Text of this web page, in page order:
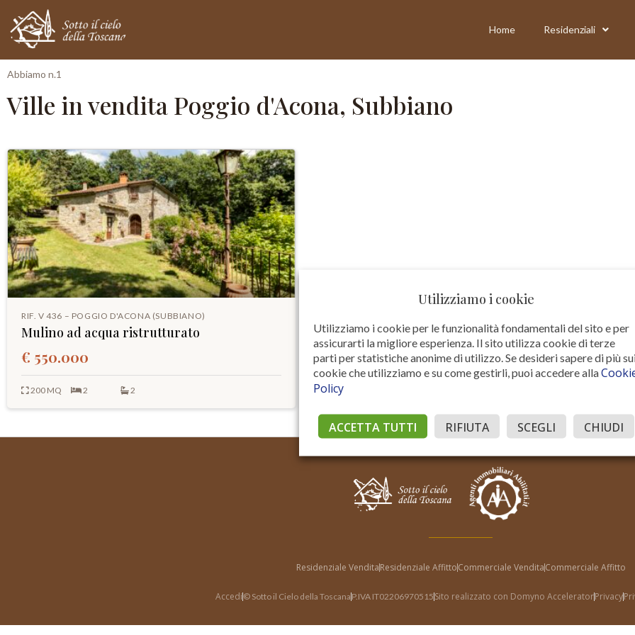
Home Residenziali
Abbiamo n.1
Ville in vendita Poggio d'Acona, Subbiano
RIF. V 436 – POGGIO D'ACONA (SUBBIANO)
Mulino ad acqua ristrutturato
€ 550.000
200 MQ 2 2
Residenziale VenditaResidenziale AffittoCommerciale VenditaCommerciale Affitto
Accedi © Sotto il Cielo della Toscana P.IVA IT02206970515 Sito realizzato con Domyno AcceleratorPrivacy
Utilizziamo i cookie
Utilizziamo i cookie per le funzionalità fondamentali del sito e per
assicurarti la migliore esperienza. Il sito utilizza cookie di terze
parti per statistiche anonime di utilizzo. Se desideri sapere di più
cookie che utilizziamo e su come gestirli, puoi accedere alla
Policy
ACCETTA TUTTI RIFIUTA SCEGLI CHIUDI